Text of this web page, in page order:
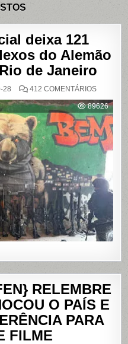
deixa 121
do Alemão
de Janeiro
28 412 COMENTÁRIOSEM
POLICIAL
DEIXA
121
MORTOS
NOS
DO
ALEMÃO
PENHA,
NO
RIO
89626
RELEMBRE
O PAÍS E
PARA
FILME